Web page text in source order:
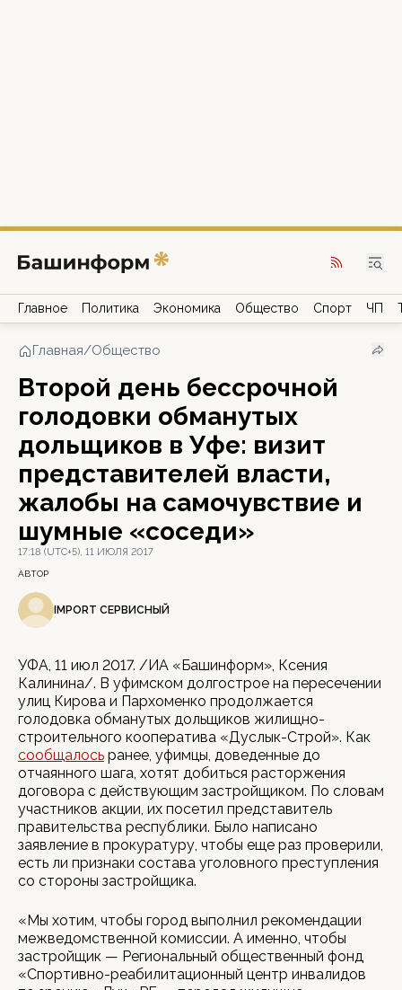
Главное Политика Экономика Общество Спорт ЧП
Главная/Общество
Второй день бессрочной
голодовки обманутых
дольщиков в Уфе: визит
представителей власти,
жалобы на самочувствие и
шумные «соседи»
17:18 (UTC+5), 11 ИЮЛЯ 2017
АВТОР
IMPORT СЕРВИСНЫЙ
УФА, 11 июл 2017. /ИА «Башинформ», Ксения
Калинина/. В уфимском долгострое на пересечении
улиц Кирова и Пархоменко продолжается
голодовка обманутых дольщиков жилищно-
строительного кооператива «Дуслык-Строй». Как
сообщалось ранее, уфимцы, доведенные до
отчаянного шага, хотят добиться расторжения
договора с действующим застройщиком. По словам
участников акции, их посетил представитель
правительства республики. Было написано
заявление в прокуратуру, чтобы еще раз проверили,
есть ли признаки состава уголовного преступления
со стороны застройщика.
«Мы хотим, чтобы город выполнил рекомендации
межведомственной комиссии. А именно, чтобы
застройщик — Региональный общественный фонд
«Спортивно-реабилитационный центр инвалидов